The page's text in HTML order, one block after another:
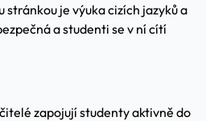
stránkou je výuka cizích jazyků a
a studenti se v ní cítí
zapojují studenty aktivně do